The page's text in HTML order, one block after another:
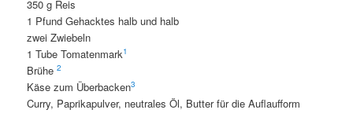
350 g Reis
1 Pfund Gehacktes halb und halb
zwei Zwiebeln
1 Tube Tomatenmark1
Brühe2
Käse zum Überbacken3
Curry, Paprikapulver, neutrales Öl, Butter für die Auflaufform